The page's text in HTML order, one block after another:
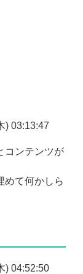
) 03:13:47
コンテンツが
めて何かしら
) 04:52:50